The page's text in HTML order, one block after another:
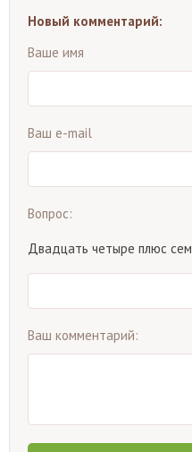
Новый комментарий:
Ваше имя
Ваш e-mail
Вопрос:
Двадцать четыре плюс
Ваш комментарий: